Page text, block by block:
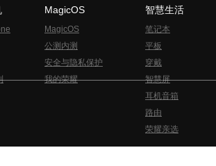
MagicOS
MagicOS
公测内测
安全与隐私保护
我的荣耀
智慧生活
笔记本
平板
穿戴
智慧屏
耳机音箱
路由
荣耀亲选